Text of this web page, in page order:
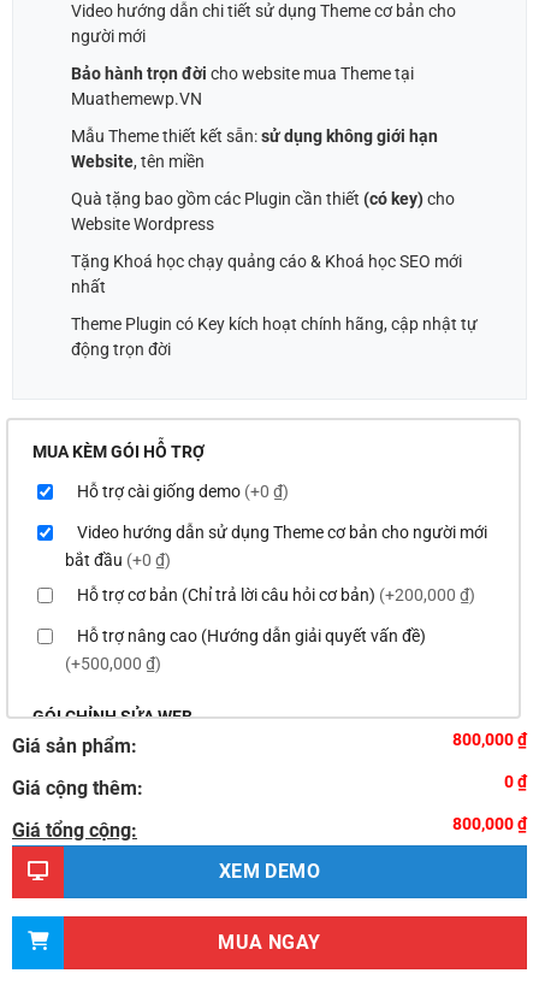
Video hướng dẫn chi tiết sử dụng Theme cơ bản cho
người mới
Bảo hành trọn đời cho website mua Theme tại
Muathemewp.VN
Mẫu Theme thiết kết sẵn:sử dụng không giới hạn
Website, tên miền
Quà tặng bao gồm các Plugin cần thiết (có key)cho
Website Wordpress
Tặng Khoá học chạy quảng cáo & Khoá học SEO mới
nhất
Theme Plugin có Key kích hoạt chính hãng, cập nhật tự
động trọn đời
MUA KÈM GÓI HỖ TRỢ
Hỗ trợ cài giống demo (+0 ₫)
Video hướng dẫn sử dụng Theme cơ bản cho người mới
bắt đầu (+0 ₫)
Hỗ trợ cơ bản (Chỉ trả lời câu hỏi cơ bản) (+200,000 ₫)
Hỗ trợ nâng cao (Hướng dẫn giải quyết vấn đề)
(+500,000 ₫)
GÓI CHỈNH SỬA WEB
Thay logo & thông tin doanh nghiệp
Đổi màu chủ đạo của theme theo tông màu của logo
(+200,000 ₫)
Sửa danh mục và sắp xếp lại thanh menu chuẩn
Thay đổi bố cục trang chủ (đơn giản)(+500,000 ₫)
Giá sản phẩm: 800,000 ₫
Giá cộng thêm: 0 ₫
Giá tổng cộng: 800,000 ₫
XEM DEMO
MUA NGAY